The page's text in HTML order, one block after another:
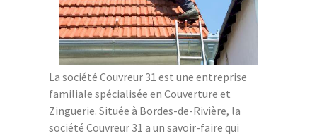
La société Couvreur 31 est une entreprise
familiale spécialisée en Couverture et
Zinguerie. Située à Bordes-de-Rivière, la
société Couvreur 31 a un savoir-faire qui